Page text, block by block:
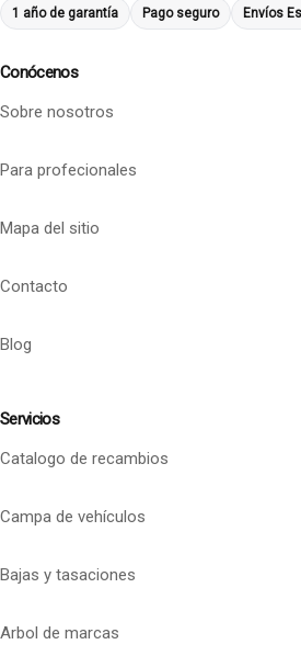
1 año de garantía Pago seguro Envíos
Conócenos
Sobre nosotros
Para profecionales
Mapa del sitio
Contacto
Blog
Servicios
Catalogo de recambios
Campa de vehículos
Bajas y tasaciones
Arbol de marcas